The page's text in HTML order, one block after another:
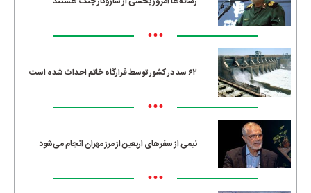
•••
۶۲ سد در کشور توسط قرارگاه خاتم احداث شده است
•••
نیمی از سفرهای اربعین از مرز مهران انجام می‌شود
•••